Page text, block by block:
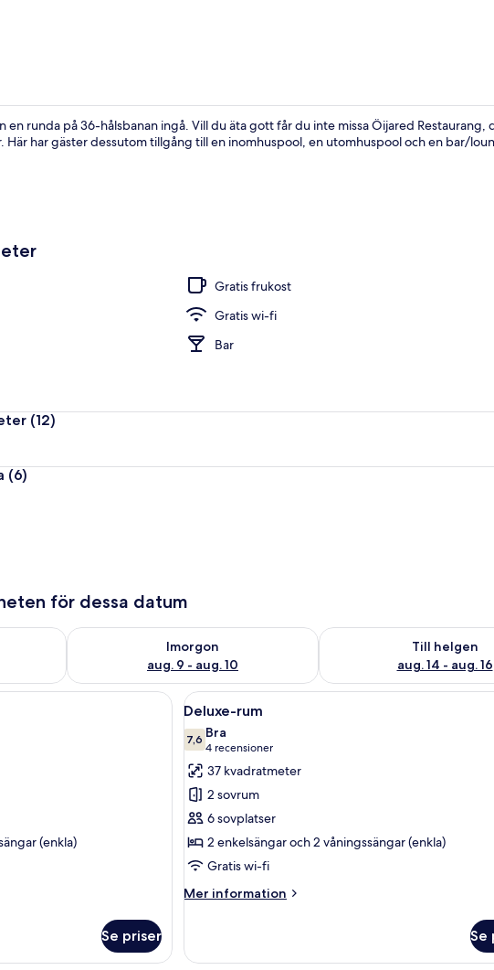
en runda på 36-hålsbanan ingå. Vill du äta gott får du inte missa Öijared Restaurang,
Här har gäster dessutom tillgång till en inomhuspool, en utomhuspool och en bar/
Gratis frukost
Gratis wi-fi
Bar
(12)
(6)
för dessa datum
ikväll aug. 8 - aug. 9
Imorgon
aug. 9 - aug. 10
Kontrollera tillgängligheten för imorgon aug. 9 - aug. 10
Till helgen
aug. 14 - aug. 16
Kontrollera
En våningssäng med en träpanel som huvudgavel och hyllor, ett nattduksbord med en lampa
(enkla)
Se priser
Öppna
alla
foton
för
Deluxe-
rum
Ett hotellrum med en
4
Deluxe-rum
7,67,6 av 10
Bra
4 recensioner
(4 recensioner)
37 kvadratmeter
2 sovrum
6 sovplatser
2 enkelsängar och 2 våningssängar (enkla)
Gratis wi-fi
Mer information
Mer
rum
Se